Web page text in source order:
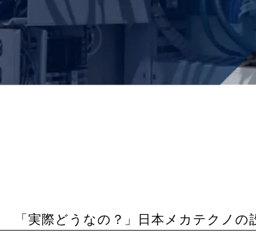
「実際どうなの？」日本メカテクノの